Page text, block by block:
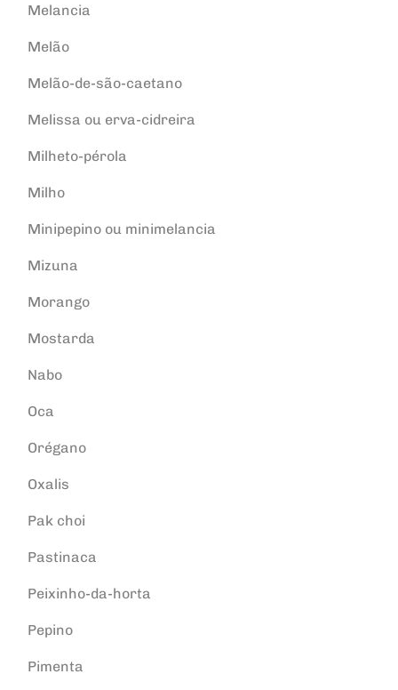
Melancia
Melão
Melão-de-são-caetano
Melissa ou erva-cidreira
Milheto-pérola
Milho
Minipepino ou minimelancia
Mizuna
Morango
Mostarda
Nabo
Oca
Orégano
Oxalis
Pak choi
Pastinaca
Peixinho-da-horta
Pepino
Pimenta